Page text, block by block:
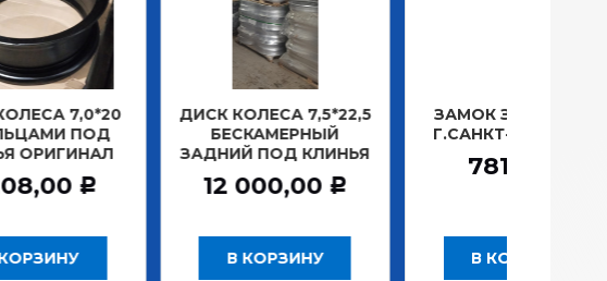
ДИСК КОЛЕСА 7,5*22,5
БЕСКАМЕРНЫЙ
ЗАДНИЙ ПОД КЛИНЬЯ
12 000,00 Р
ЗАМОК ЗАЖИГАНИЯ
Г.САНКТ-ПЕТЕРБУРГ
781,20